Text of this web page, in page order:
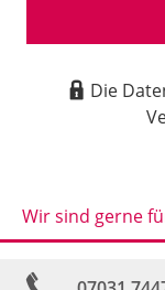
Die
Wir sind gerne